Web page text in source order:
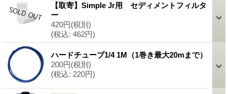
【取寄】Simple Jr用 セディメントフィルタ
ー
420円(税別)
(税込: 462円)
ハードチューブ1/4 1M（1巻き最大20mまで）
200円(税別)
(税込: 220円)